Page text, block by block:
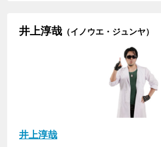
井上淳哉 （イノウエ・ジュンヤ）
井上淳哉